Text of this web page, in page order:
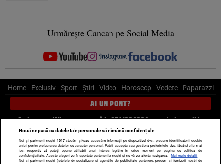
Urmărește Cancan pe Social Media
Home Exclusiv Sport Știri Video Horoscop Vedete Paparazzi
AI UN PONT?
Scrie-ne pe Whatsapp, sună la 0741226226 sau trimite mail la
pont@cancan.ro
Știri interne Știri externe
Politică
Nouă ne pasă ca datele tale personale să rămână confidențiale
Noi și partenerii noștri 1017stocăm și/sau accesăm informații pe dispozitivul dvs., precum identificatorii cookie
unici pentru prelucrarea datelor cu caracter personal. Puteți accepta sau gestiona preferințele dvs. făcând clic mai
jos, respectiv vă puteți opune utilizării unui interes legitim în orice moment pe pagina cu politica de
confidențialitate. Aceste alegeri vor fi raportate partenerilor noștri și nu vă vor afecta navigarea.
Mai multe detalii
Noi si partenerii nostri (retelele de socializare si agentiile de publicitate partenere, precum si furnizorii nostri de